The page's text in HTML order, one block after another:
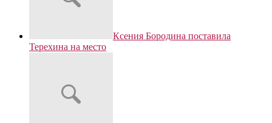
Ксения Бородина поставила
Терехина на место